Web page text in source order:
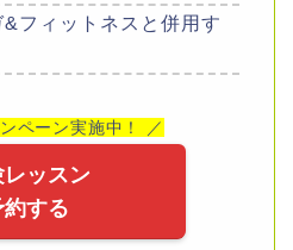
フィットネスと併用す
ペーン実施中！ ／
レッスン
約する